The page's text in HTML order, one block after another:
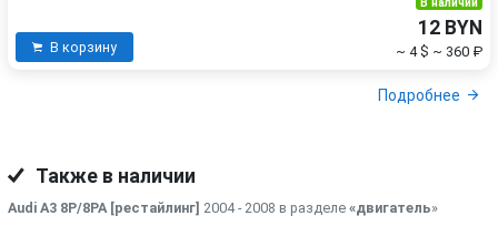
В корзину
12 BYN
~ 4 $ ~ 360 ₽
Подробнее
Также в наличии
Audi A3 8P/8PA [рестайлинг] 2004 - 2008 в разделе «двигатель»